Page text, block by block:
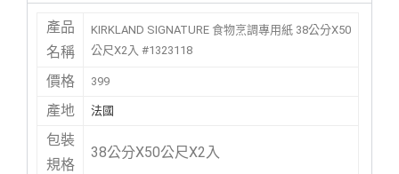
產品
名稱
KIRKLAND SIGNATURE 食物烹調專用紙 38公分X50
公尺X2入 #1323118
價格 399
產地 法國
包裝
規格
38公分X50公尺X2入